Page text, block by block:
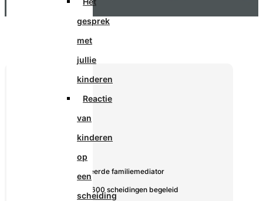
gesprek
met
jullie
kinderen
Reactie
van
kinderen
op
een
scheiding
✓ Gecertificeerde familiemediator
✓ Meer dan 600 scheidingen begeleid